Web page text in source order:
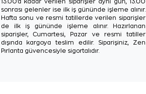
13.00'a kadar verilen siparişler aynı gün, 13.00
sonrası gelenler ise ilk iş gününde işleme alınır.
Hafta sonu ve resmi tatillerde verilen siparişler
de ilk iş gününde işleme alınır. Hazırlanan
siparişler, Cumartesi, Pazar ve resmi tatiller
dışında kargoya teslim edilir. Siparişiniz, Zen
Pırlanta güvencesiyle sigortalıdır.